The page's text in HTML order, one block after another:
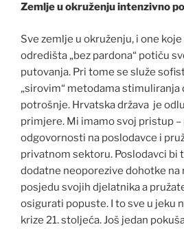
Zemlje u okruženju intenzivno
Sve zemlje u okruženju, i one
odredišta „bez pardona“ potiču
putovanja. Pri tome se služe
„sirovim“ metodama
potrošnje. Hrvatska država je
primjere. Mi imamo svoj pristup –
odgovornosti na poslodavce i
privatnom sektoru. Poslodavci bi
dodatne neoporezive dohotke na
posjedu svojih djelatnika a
osigurati popuste. I to sve u jeku
krize 21. stoljeća. Još jedan